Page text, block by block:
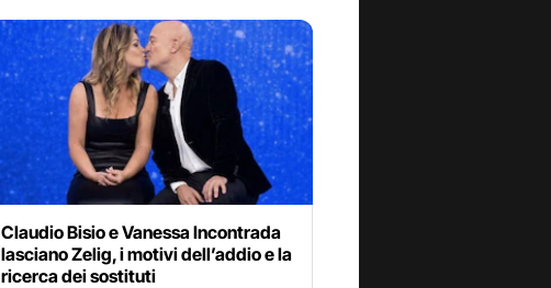
Claudio Bisio e Vanessa Incontrada
lasciano Zelig, i motivi dell’addio e la
ricerca dei sostituti